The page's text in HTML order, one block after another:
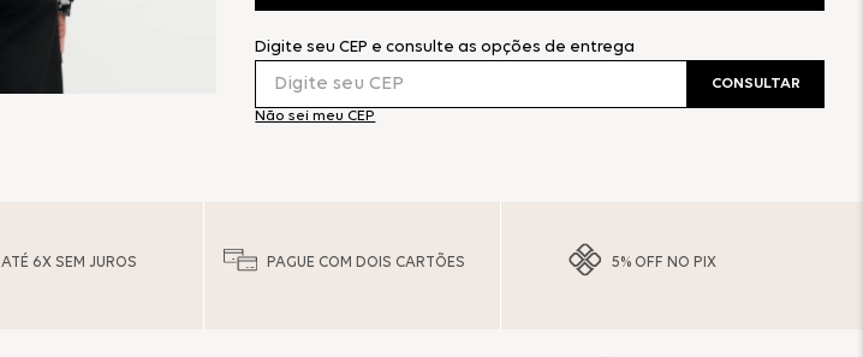
Digite seu CEP e consulte as opções de entrega
Não sei meu CEP
CONSULTAR
ATÉ 6X SEM JUROS PAGUE COM DOIS CARTÕES 5% OFF NO PIX